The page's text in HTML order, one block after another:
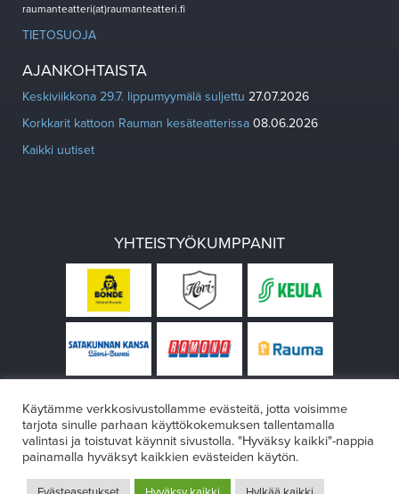
raumanteatteri(at)raumanteatteri.fi
TIETOSUOJA
AJANKOHTAISTA
Keskiviikkona 29.7. lippumyymälä suljettu 27.07.2026
Korkkarit kattoon Rauman kesäteatterissa 08.06.2026
Kaikki uutiset
YHTEISTYÖKUMPPANIT
Käytämme verkkosivustollamme evästeitä, jotta voisimme
tarjota sinulle parhaan käyttökokemuksen tallentamalla
valintasi ja toistuvat käynnit sivustolla. "Hyväksy kaikki"-nappia
painamalla hyväksyt kaikkien evästeiden käytön.